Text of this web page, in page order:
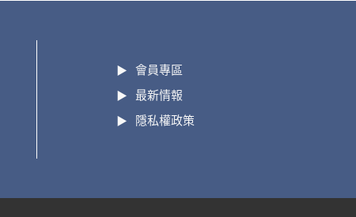
會員專區
最新情報
隱私權政策